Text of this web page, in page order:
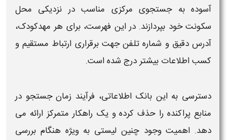
آسوده به جستجوی مرکزی مناسب در نزدیکی محل
سکونت خود بپردازند. در این فهرست، برای هرمهدکودک،
آدرس دقیق و شماره تلفن جهت برقراری ارتباط مستقیم و
کسب اطلاعات بیشتر درج شده است.
دسترسی به این بانک اطلاعاتی، فرآیند زمان جستجو در
منابع پراکنده را حذف کرده و یک راهکار متمرکز ارائه می
دهد. اهمیت وجود چنین لیستی به ویژه هنگام بررسی